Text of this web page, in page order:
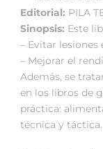
Editorial: PILA
Sinopsis: Este
– Evitar lesiones
– Mejorar el
Además, se
en los libros de
práctica:
técnica y táctica.